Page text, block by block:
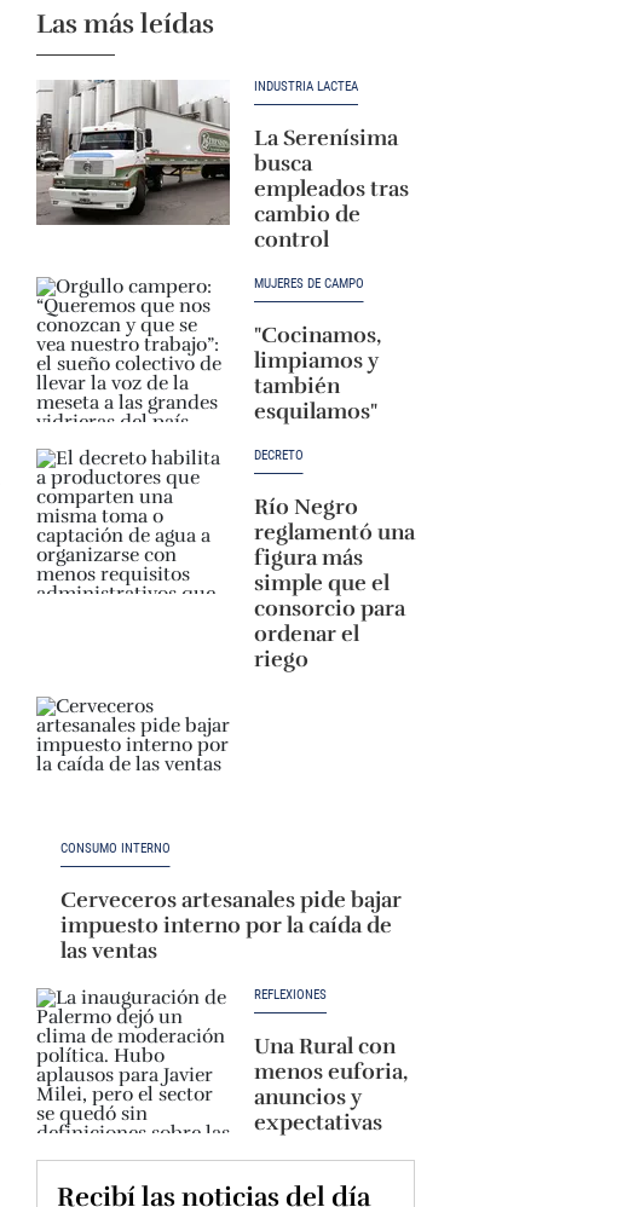
Las más leídas
INDUSTRIA LÁCTEA
La Serenísima
busca
empleados tras
cambio de
control
MUJERES DE CAMPO
"Cocinamos,
limpiamos y
también
esquilamos"
DECRETO
Río Negro
reglamentó una
figura más
simple que el
consorcio para
ordenar el
riego
CONSUMO INTERNO
Cerveceros artesanales pide bajar
impuesto interno por la caída de
las ventas
REFLEXIONES
Una Rural con
menos euforia,
anuncios y
expectativas
Recibí las noticias del día